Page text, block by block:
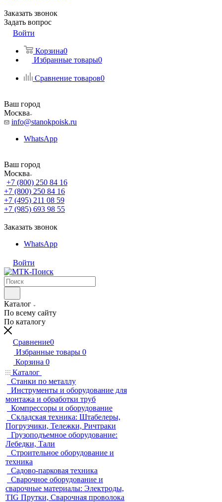
Заказать звонок
Задать вопрос
Войти
Корзина0
Избранные товары0
Сравнение товаров0
Ваш город
Москва
info@stanokpoisk.ru
WhatsApp
Ваш город
Москва
+7 (800) 250 84 16
+7 (800) 250 84 16
+7 (495) 211 08 59
+7 (985) 693 98 55
Заказать звонок
WhatsApp
Войти
Каталог
По всему сайту
По каталогу
Сравнение0
Избранные товары 0
Корзина 0
Каталог
Станки по металлу
Инструменты и оборудование для
монтажа и обработки труб
Компрессоры и оборудование
Складская техника: Штабелеры,
Погрузчики, Тележки, Ричтраки
Грузоподъемное оборудование:
Лебедки, Тали
Строительное оборудование и
техника
Садово-парковая техника
Сварочное оборудование и
сварочные материалы: Электроды,
TIG Прутки, Сварочная проволока